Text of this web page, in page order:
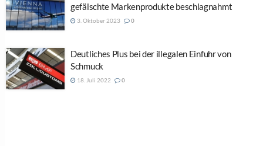
gefälschte Markenprodukte beschlagnahmt
3. Oktober 2023 0
Deutliches Plus bei der illegalen Einfuhr von
Schmuck
18. Juli 2022 0